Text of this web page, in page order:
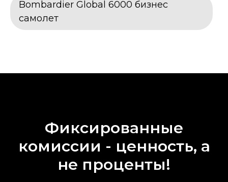
Bombardier Global 6000 бизнес
самолет
Фиксированные
комиссии - ценность, а
не проценты!